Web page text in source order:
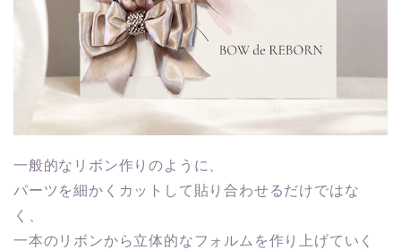
一般的なリボン作りのように、
パーツを細かくカットして貼り合わせるだけではな
く、
一本のリボンから立体的なフォルムを作り上げていく